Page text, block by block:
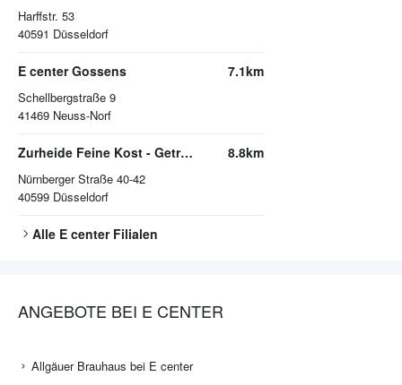
Harffstr. 53
40591 Düsseldorf
E center Gossens
Schellbergstraße 9
41469 Neuss-Norf
7.1km
Zurheide Feine Kost - Getränkemarkt
Nürnberger Straße 40-42
40599 Düsseldorf
8.8km
Alle E centerFilialen
ANGEBOTE BEI E CENTER
Allgäuer Brauhaus bei E center